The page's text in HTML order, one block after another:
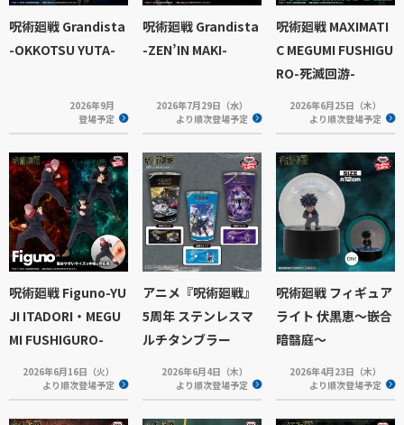
呪術廻戦 Grandista
-OKKOTSU YUTA-
2026年9月
登場予定
呪術廻戦 Grandista
-ZEN’IN MAKI-
2026年7月29日（水）
より順次登場予定
呪術廻戦 MAXIMATI
C MEGUMI FUSHIGU
RO-死滅回游-
2026年6月25日（木）
より順次登場予定
呪術廻戦 Figuno-YU
JI ITADORI・MEGU
MI FUSHIGURO-
2026年6月16日（火）
より順次登場予定
アニメ『呪術廻戦』
5周年 ステンレスマ
ルチタンブラー
2026年6月4日（木）
より順次登場予定
呪術廻戦 フィギュア
ライト 伏黒恵～嵌合
暗翳庭～
2026年4月23日（木）
より順次登場予定